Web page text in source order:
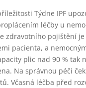
Týdne IPF
léčby u
zdravotního pojištění je
pacienta, a
plic nad 90 % tak
Na správnou péči
Včasná léčba před